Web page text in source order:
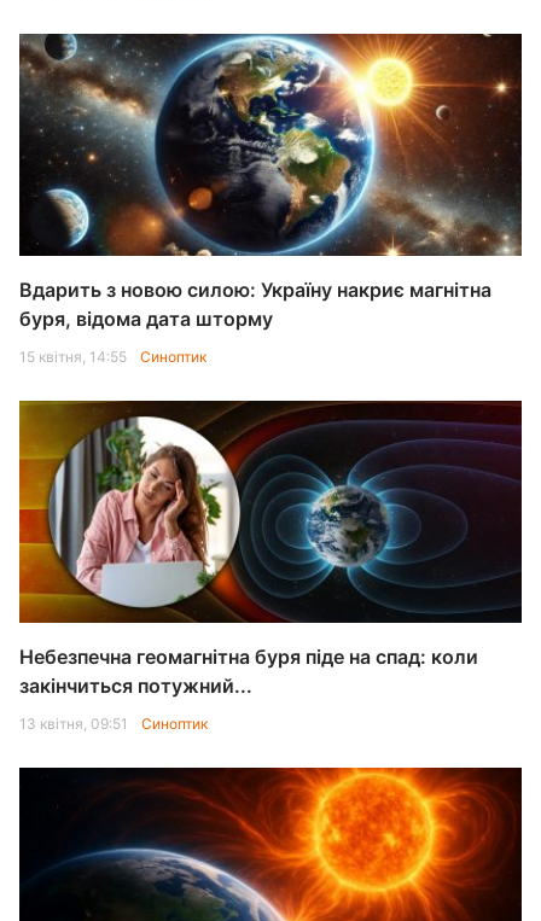
Вдарить з новою силою: Україну накриє магнітна
буря, відома дата шторму
15 квітня, 14:55 Синоптик
Небезпечна геомагнітна буря піде на спад: коли
закінчиться потужний...
13 квітня, 09:51 Синоптик